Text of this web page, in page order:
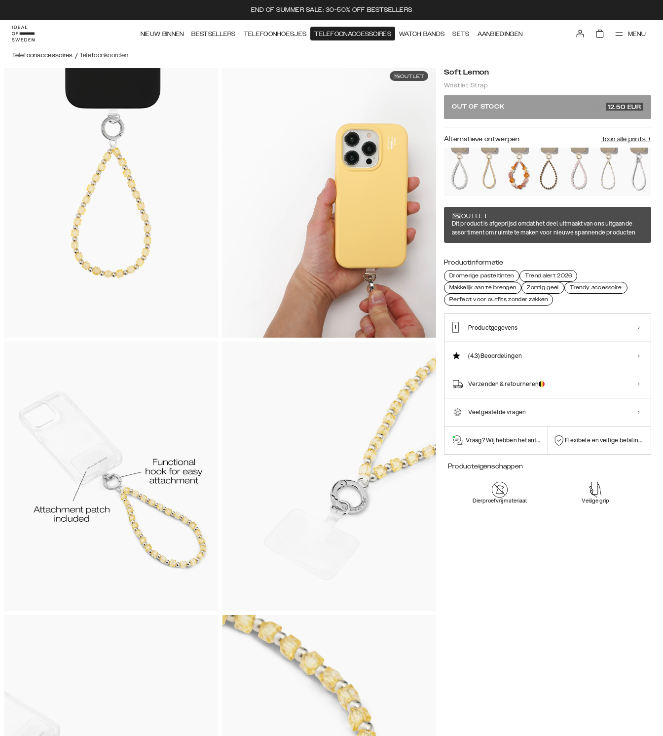
END OF SUMMER SALE: 30-50% OFF BESTSELLERS
NIEUW BINNEN BESTSELLERS TELEFOONHOESJES TELEFOONACCESSOIRES WATCH BANDS SETS AANBIEDINGEN MENU
Telefoonaccessoires / Telefoonkoorden
OUTLET Soft Lemon
Wristlet Strap
OUT OF STOCK 12.50 EUR
Alternatieve ontwerpen Toon alle prints +
OUTLET
Dit product is afgeprijsd omdat het deel uitmaakt van ons uitgaande
assortiment om ruimte te maken voor nieuwe spannende producten
Productinformatie
Dromerige pasteltinten
Trend alert 2026
Makkelijk aan te brengen
Zonnig geel
Trendy accessoire
Perfect voor outfits zonder zakken
Productgegevens
(4.3)Beoordelingen
Verzenden & retourneren
Veelgestelde vragen
Vraag? Wij hebben het antwoord! Flexibele en veilige betalingen
Producteigenschappen
Dierproefvrij materiaal Veilige grip